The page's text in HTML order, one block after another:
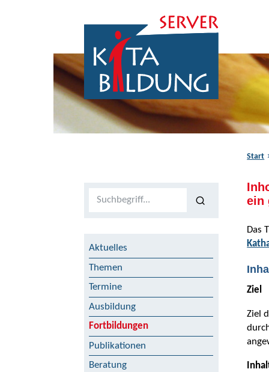
Start
Volltextsuche
Aktuelles
Themen
Termine
Ausbildung
Fortbildungen
Publikationen
Beratung
ein
Das
Ziel
Ziel